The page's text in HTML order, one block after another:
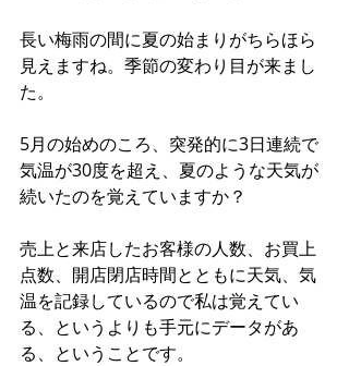
長い梅雨の間に夏の始まりがちらほら
見えますね。季節の変わり目が来まし
た。
5月の始めのころ、突発的に3日連続で
気温が30度を超え、夏のような天気が
続いたのを覚えていますか？
売上と来店したお客様の人数、お買上
点数、開店閉店時間とともに天気、気
温を記録しているので私は覚えてい
る、というよりも手元にデータがあ
る、ということです。